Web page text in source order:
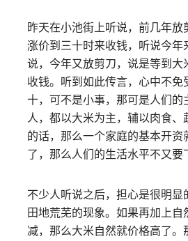
昨天在小池街上听说，前几年放
涨价到三十时来收钱，听说今年
说，今年又放剪刀，说是等到大
收钱。听到如此传言，心中不免
十，可不是小事，那可是人们的
人，都以大米为主，辅以肉食
的话，那么一个家庭的基本开资
了，那么人们的生活水平不又要
不少人听说之后，担心是很明显
田地荒芜的现象。如果再加上自
减，那么大米自然就价格高了。